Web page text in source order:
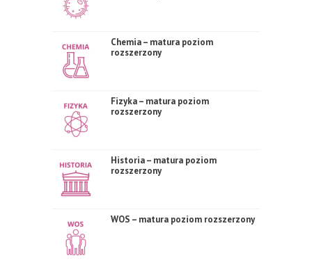
Chemia – matura poziom
rozszerzony
Fizyka – matura poziom
rozszerzony
Historia – matura poziom
rozszerzony
WOS – matura poziom rozszerzony